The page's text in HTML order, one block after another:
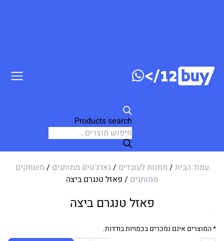
Products search
עמוד הבית / מתנות לעובדים /גאדג'טים ממותגים / משחקים
ממותגים / פאזל טנגרם ביצה
פאזל טנגרם ביצה
* המוצרים אינם נמכרים בכמויות בודדות.